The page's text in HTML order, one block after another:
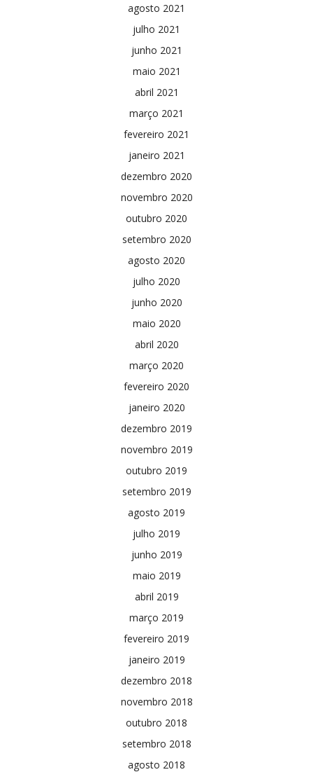
agosto 2021
julho 2021
junho 2021
maio 2021
abril 2021
março 2021
fevereiro 2021
janeiro 2021
dezembro 2020
novembro 2020
outubro 2020
setembro 2020
agosto 2020
julho 2020
junho 2020
maio 2020
abril 2020
março 2020
fevereiro 2020
janeiro 2020
dezembro 2019
novembro 2019
outubro 2019
setembro 2019
agosto 2019
julho 2019
junho 2019
maio 2019
abril 2019
março 2019
fevereiro 2019
janeiro 2019
dezembro 2018
novembro 2018
outubro 2018
setembro 2018
agosto 2018